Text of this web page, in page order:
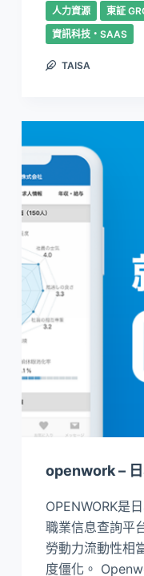
人力資源 東証
資訊科技・SAAS
TAISA
openwork –
OPENWORK是
職業信息查詢平
勞動力流動性相
度僵化。